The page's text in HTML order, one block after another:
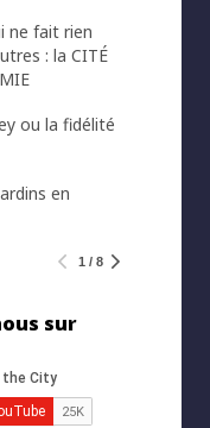
ne fait rien
: la CITÉ
ou la fidélité
en
1 / 8
sur